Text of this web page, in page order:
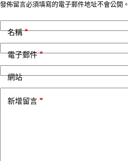
發佈留言必須填寫的電子郵件地址不會公開。
名稱*
電子郵件*
網站
新增留言 *